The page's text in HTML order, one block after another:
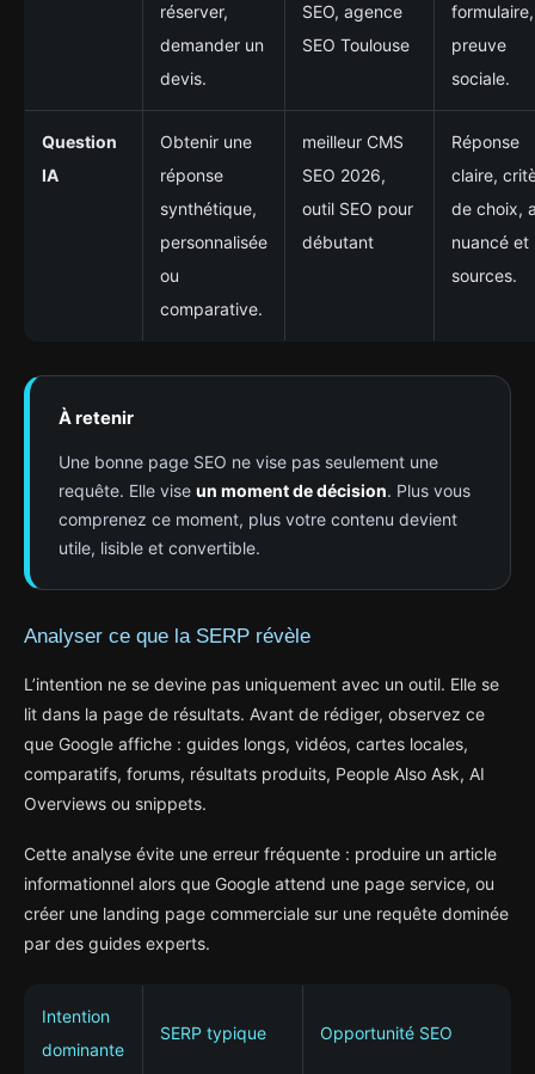
réserver,
demander un
devis.
SEO, agence
SEO Toulouse
formulaire,
preuve
sociale.
Question
IA
Obtenir une
réponse
synthétique,
personnalisée
ou
comparative.
meilleur CMS
SEO 2026,
outil SEO pour
débutant
Réponse
claire,
de choix,
nuancé et
sources.
À retenir
Une bonne page SEO ne vise pas seulement une
requête. Elle vise un moment de décision. Plus vous
comprenez ce moment, plus votre contenu devient
utile, lisible et convertible.
Analyser ce que la SERP révèle
L’intention ne se devine pas uniquement avec un outil. Elle se
lit dans la page de résultats. Avant de rédiger, observez ce
que Google affiche : guides longs, vidéos, cartes locales,
comparatifs, forums, résultats produits, People Also Ask, AI
Overviews ou snippets.
Cette analyse évite une erreur fréquente : produire un article
informationnel alors que Google attend une page service, ou
créer une landing page commerciale sur une requête dominée
par des guides experts.
Intention
dominante
SERP typique Opportunité SEO